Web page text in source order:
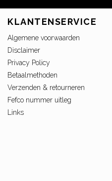
KLANTENSERVICE
Algemene voorwaarden
Disclaimer
Privacy Policy
Betaalmethoden
Verzenden & retourneren
Fefco nummer uitleg
Links